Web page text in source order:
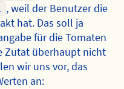
, weil der Benutzer die
hat. Das soll ja
für die Tomaten
Zutat überhaupt nicht
wir uns vor, das
an: